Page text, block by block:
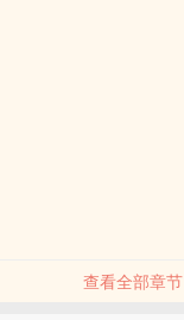
查看全部章节